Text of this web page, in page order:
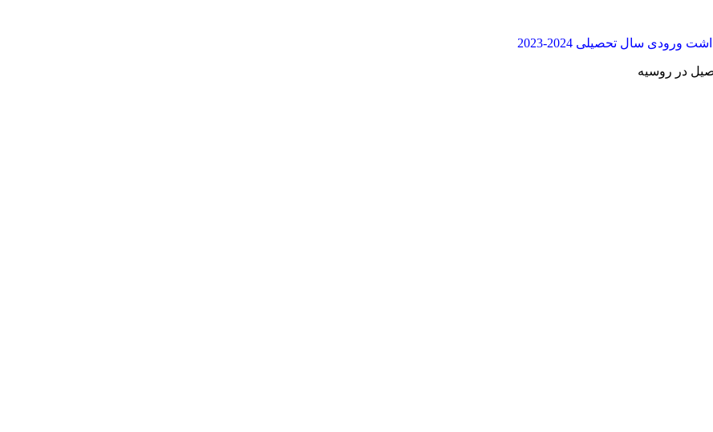
سال تحصیلی 2024-2023